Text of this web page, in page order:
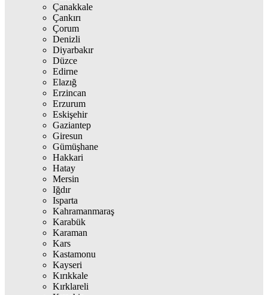
Çanakkale
Çankırı
Çorum
Denizli
Diyarbakır
Düzce
Edirne
Elazığ
Erzincan
Erzurum
Eskişehir
Gaziantep
Giresun
Gümüşhane
Hakkari
Hatay
Mersin
Iğdır
Isparta
Kahramanmaraş
Karabük
Karaman
Kars
Kastamonu
Kayseri
Kırıkkale
Kırklareli